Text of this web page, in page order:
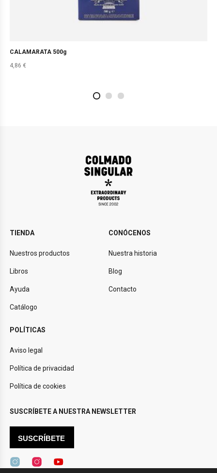
CALAMARATA 500g
4,86 €
TIENDA
Nuestros productos
Libros
Ayuda
Catálogo
CONÓCENOS
Nuestra historia
Blog
Contacto
POLÍTICAS
Aviso legal
Política de privacidad
Política de cookies
SUSCRÍBETE A NUESTRA NEWSLETTER
SUSCRÍBETE